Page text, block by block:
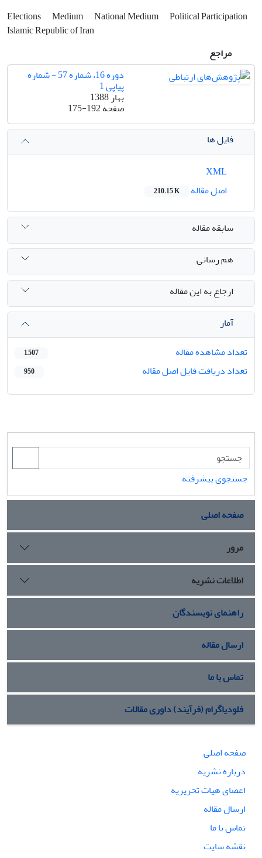
Elections Medium National Medium
Political Participation
Islamic Republic of Iran
مراجع
دوره 16، شماره 57 - شماره
پیاپی 1
بهار 1388
صفحه175-192
فایل ها
اصل مقاله
210.15 K
سابقه مقاله
هم رسانی
ارجاع به این مقاله
آمار
تعداد مشاهده مقاله
1,507
تعداد دریافت فایل اصل مقاله 950
جستجوی پیشرفته
صفحه اصلی
مرور
اطلاعات نشریه
راهنمای نویسندگان
ارسال مقاله
تماس با ما
فلودیاگرام (فرآیند) داوری مقالات
صفحه اصلی
درباره نشریه
اعضای هیات تحریریه
ارسال مقاله
تماس با ما
نقشه سایت